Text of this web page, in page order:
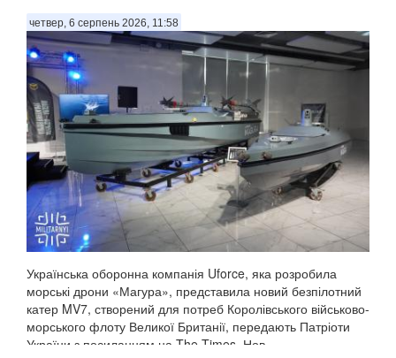
четвер, 6 серпень 2026, 11:58
Українська оборонна компанія Uforce, яка розробила
морські дрони «Магура», представила новий безпілотний
катер MV7, створений для потреб Королівського військово-
морського флоту Великої Британії, передають Патріоти
України з посиланням на The Times. Нов...